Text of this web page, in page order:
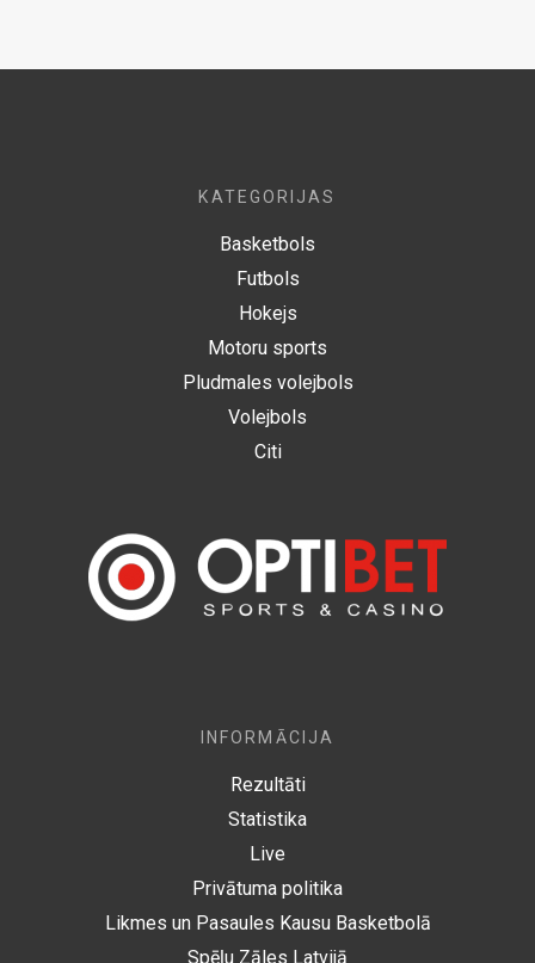
KATEGORIJAS
Basketbols
Futbols
Hokejs
Motoru sports
Pludmales volejbols
Volejbols
Citi
INFORMĀCIJA
Rezultāti
Statistika
Live
Privātuma politika
Likmes un Pasaules Kausu Basketbolā
Spēļu Zāles Latvijā